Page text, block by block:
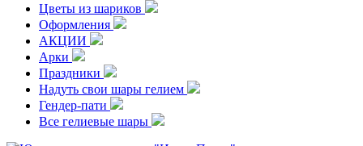
Цветы из шариков
Оформления
АКЦИИ
Арки
Праздники
Надуть свои шары гелием
Гендер-пати
Все гелиевые шары